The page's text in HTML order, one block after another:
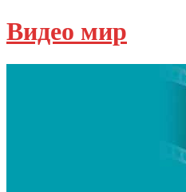
Видео мир